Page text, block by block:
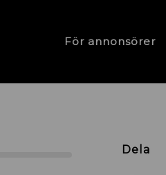
För annonsörer
Dela